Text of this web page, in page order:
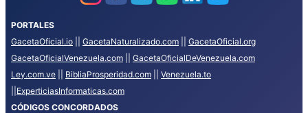
PORTALES
GacetaOficial.io
GacetaNaturalizado.com
GacetaOficial.org
GacetaOficialVenezuela.com
GacetaOficialDeVenezuela.com
Ley.com.ve
BibliaProsperidad.com
Venezuela.to
ExperticiasInformaticas.com
CÓDIGOS CONCORDADOS